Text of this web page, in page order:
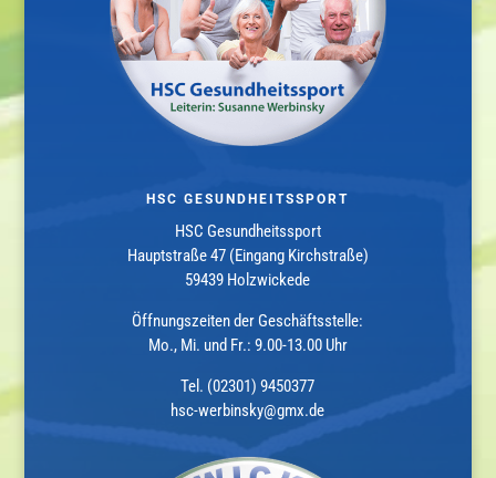
HSC GESUNDHEITSSPORT
HSC Gesundheitssport
Hauptstraße 47 (Eingang Kirchstraße)
59439 Holzwickede
Öffnungszeiten der Geschäftsstelle:
Mo., Mi. und Fr.: 9.00-13.00 Uhr
Tel. (02301) 9450377
hsc-werbinsky@gmx.de